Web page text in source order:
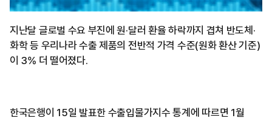
지난달 글로벌 수요 부진에 원·달러 환율 하락까지 겹쳐 반도체·
화학 등 우리나라 수출 제품의 전반적 가격 수준(원화 환산 기준)
이 3% 더 떨어졌다.
한국은행이 15일 발표한 수출입물가지수 통계에 따르면 1월